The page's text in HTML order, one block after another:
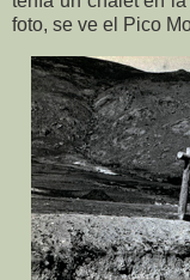
foto, se ve el Pico